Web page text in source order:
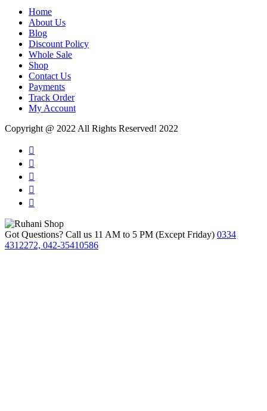
Home
About Us
Blog
Discount Policy
Whole Sale
Shop
Contact Us
Payments
Track Order
My Account
Copyright @ 2022 All Rights Reserved! 2022
Got Questions? Call us 11 AM to 5 PM (Except Friday) 0334
4312272, 042-35410586